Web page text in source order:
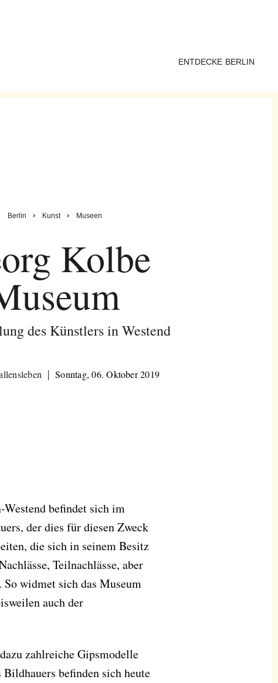
ENTDECKE BERLIN
Berlin Kunst Museen
Kolbe
des Künstlers in Westend
Sonntag, 06. Oktober 2019
befindet sich im
der dies für diesen Zweck
die sich in seinem Besitz
Teilnachlässe, aber
widmet sich das Museum
auch der
zahlreiche Gipsmodelle
befinden sich heute